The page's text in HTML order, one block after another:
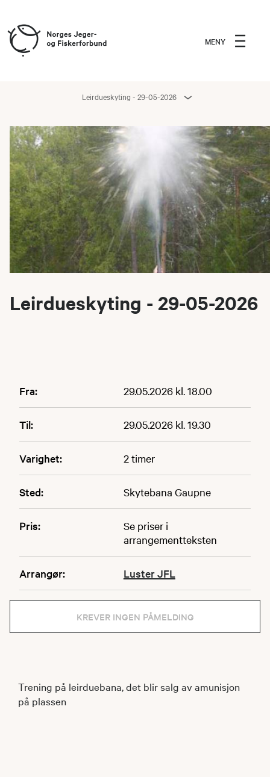
MENY
Leirdueskyting - 29-05-2026
Leirdueskyting - 29-05-2026
Fra: 29.05.2026 kl. 18.00
Til: 29.05.2026 kl. 19.30
Varighet: 2 timer
Sted: Skytebana Gaupne
Pris:
Se priser i
arrangementteksten
Arrangør: Luster JFL
KREVER INGEN PÅMELDING
Trening på leirduebana, det blir salg av amunisjon
på plassen